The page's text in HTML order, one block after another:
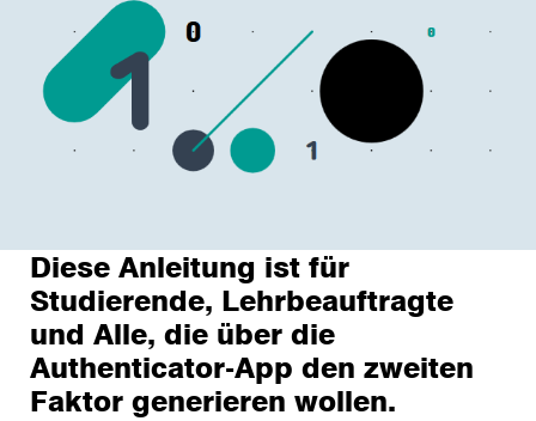
Diese Anleitung ist für
Studierende, Lehrbeauftragte
und Alle, die über die
Authenticator-App den zweiten
Faktor generieren wollen.